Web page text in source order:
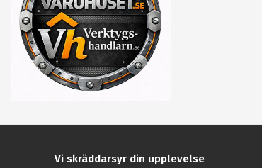
Vi skräddarsyr din upplevelse